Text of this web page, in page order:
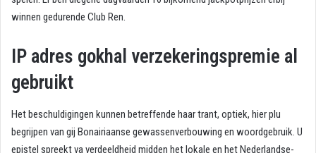
winnen gedurende Club Ren.
IP adres gokhal verzekeringspremie al
gebruikt
Het beschuldigingen kunnen betreffende haar trant, optiek, hier plu
begrijpen van gij Bonairiaanse gewassenverbouwing en woordgebruik. U
epistel spreekt va verdeeldheid midden het lokale en het Nederlandse-